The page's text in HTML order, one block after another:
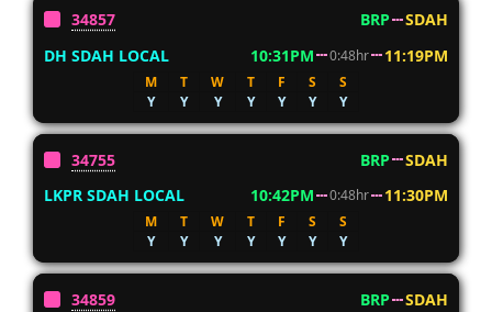
34857 BRP
SDAH
DH SDAH LOCAL
10:31PM 0:48hr 11:19PM
M T W T F S
S
Y
Y Y Y Y Y Y
34755 BRP
SDAH
LKPR SDAH LOCAL
10:42PM 0:48hr 11:30PM
M T W T F S
S
Y
Y Y Y Y Y Y
34859 BRP
SDAH